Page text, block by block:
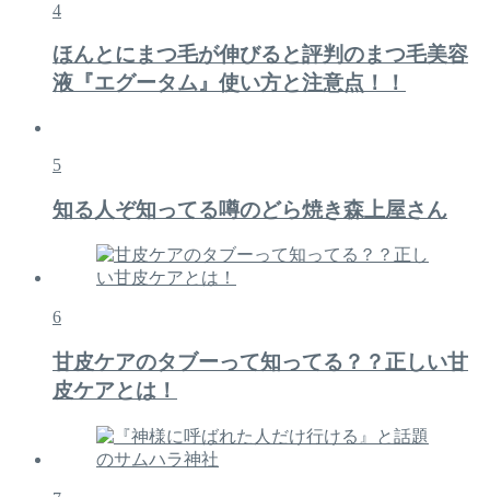
4
ほんとにまつ毛が伸びると評判のまつ毛美容
液『エグータム』使い方と注意点！！
5
知る人ぞ知ってる噂のどら焼き森上屋さん
6
甘皮ケアのタブーって知ってる？？正しい甘
皮ケアとは！